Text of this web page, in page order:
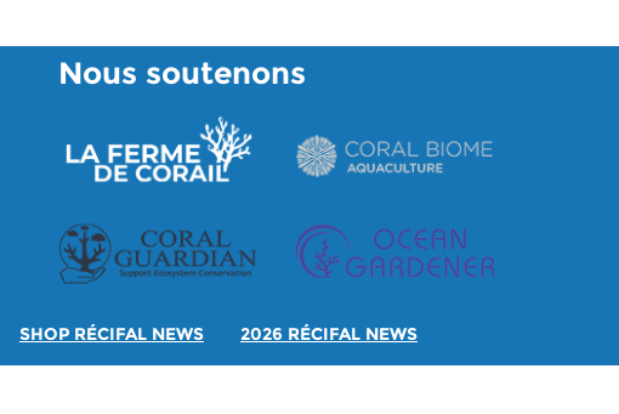
Nous soutenons
SHOP RÉCIFAL NEWS 2026 RÉCIFAL NEWS